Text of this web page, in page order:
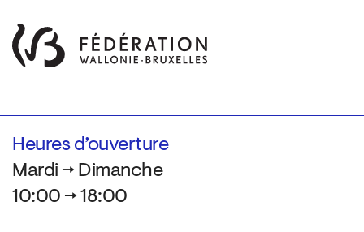
Heures d’ouverture
Mardi → Dimanche
10:00 → 18:00